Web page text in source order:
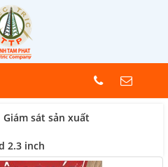
Giám sát sản xuất
2.3 inch